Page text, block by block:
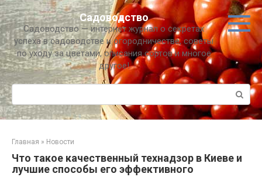
Перейти
к
контенту
Садоводство
Садоводство — интернет журнал о секретах
успеха в садоводстве и огородничестве, советы
по уходу за цветами, описания сортов и многое
другое!
Поиск:
Главная » Новости
Что такое качественный технадзор в Киеве и
лучшие способы его эффективного